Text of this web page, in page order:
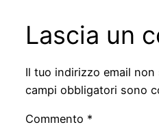
Lascia un
Il tuo indirizzo email non
campi obbligatori sono
Commento *